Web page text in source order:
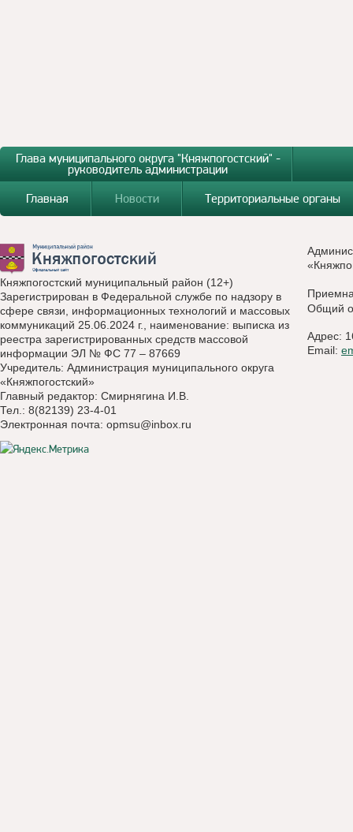
Глава муниципального округа "Княжпогостский" -
руководитель администрации
Главная
Новости Территориальные органы
Княжпогостский муниципальный район (12+)
Зарегистрирован в Федеральной службе по надзору в
сфере связи, информационных технологий и массовых
коммуникаций 25.06.2024 г., наименование: выписка из
реестра зарегистрированных средств массовой
информации ЭЛ № ФС 77 – 87669
Учредитель: Администрация муниципального округа
«Княжпогостский»
Главный редактор: Смирнягина И.В.
Тел.: 8(82139) 23-4-01
Электронная почта: opmsu@inbox.ru
Общий
Адрес:
Email: